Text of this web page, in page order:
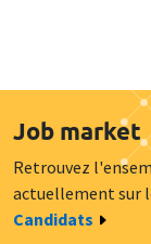
Job market
Retrouvez
actuellement sur
Candidats